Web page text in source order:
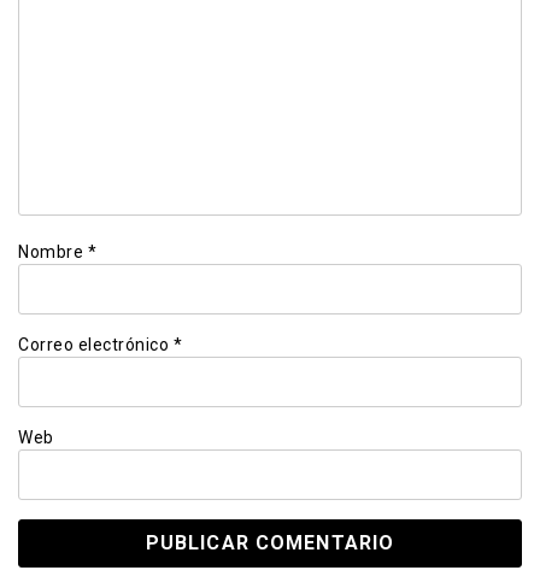
Nombre *
Correo electrónico *
Web